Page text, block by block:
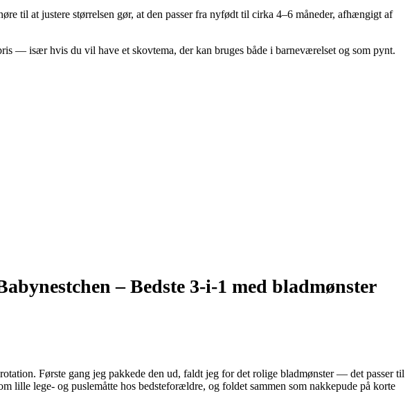
til at justere størrelsen gør, at den passer fra nyfødt til cirka 4–6 måneder, afhængigt af
— især hvis du vil have et skovtema, der kan bruges både i barneværelset og som pynt.
–Bedste 3-i-1 med bladmønster
Første gang jeg pakkede den ud, faldt jeg for det rolige bladmønster — det passer til
lege- og puslemåtte hos bedsteforældre, og foldet sammen som nakkepude på korte